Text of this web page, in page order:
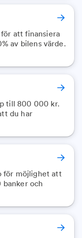
att finansiera
av bilens värde.
till 800 000 kr.
du har
för möjlighet att
och